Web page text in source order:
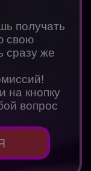
получать
свою
сразу же
на кнопку
вопрос